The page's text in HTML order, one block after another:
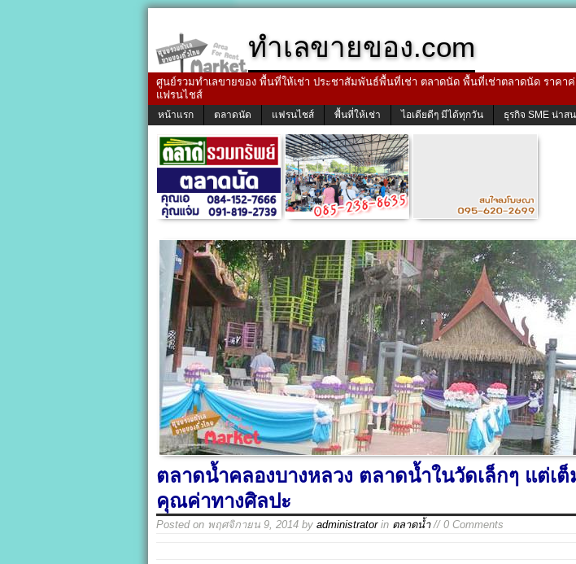
ทำเลขายของ.com
ศูนย์รวมทำเลขายของ พื้นที่ให้เช่า ประชาสัมพันธ์พื้นที่เช่า ตลาดนัด พื้นที่เช่าตลาดนัด ราค
แฟรนไชส์
หน้าแรก ตลาดนัด แฟรนไชส์ พื้นที่ให้เช่า ไอเดียดีๆ มีได้ทุกวัน ธุรกิจ SME น่าส
ตลาดน้ำคลองบางหลวง ตลาดน้ำในวัดเล็กๆ แต่เต็
คุณค่าทางศิลปะ
Posted on พฤศจิกายน 9, 2014 by administratorin ตลาดน้ำ// 0 Comments